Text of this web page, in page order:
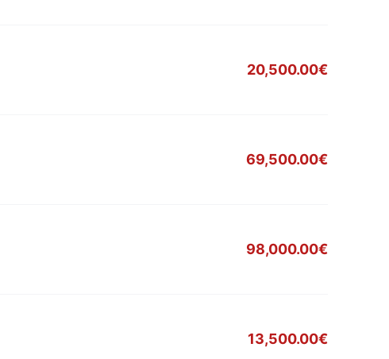
20,500.00€
69,500.00€
98,000.00€
13,500.00€